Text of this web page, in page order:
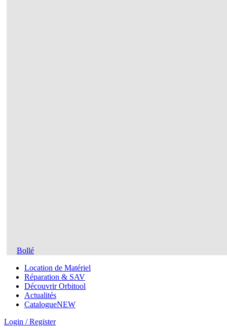
Bollé
Location de Matériel
Réparation & SAV
Découvrir Orbitool
Actualités
CatalogueNEW
Login / Register